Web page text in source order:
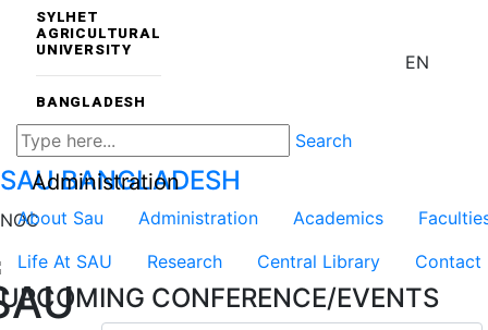
SYLHET
AGRICULTURAL
UNIVERSITY
BANGLADESH
EN
Search
SAUBANGLADESH
About Sau Administration Academics
Life At SAU
Research Central Library Contact
UPCOMING CONFERENCE/EVENTS
Administration
NOC